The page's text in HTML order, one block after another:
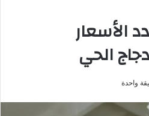
الأسعار
الحي
واحدة